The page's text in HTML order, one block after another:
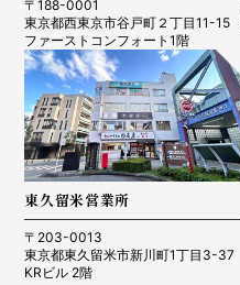
〒188-0001
東京都西東京市谷戸町２丁目11-15
ファーストコンフォート1階
東久留米営業所
〒203-0013
東京都東久留米市新川町1丁目3-37
KRビル 2階